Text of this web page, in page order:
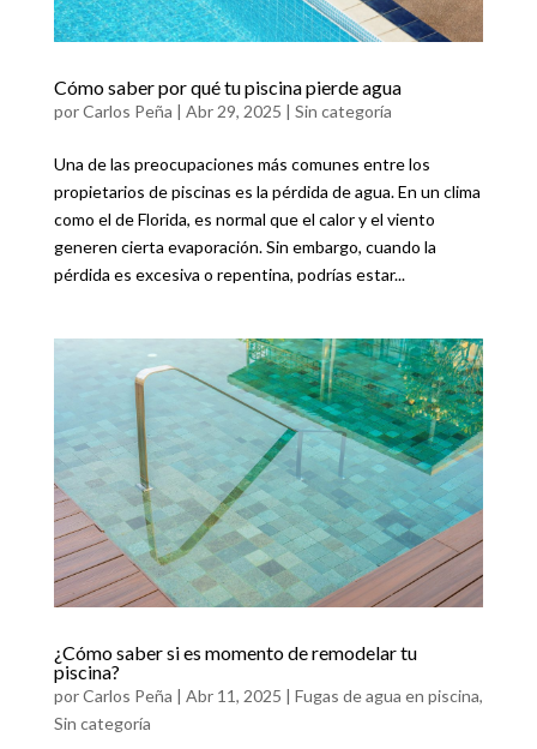
Cómo saber por qué tu piscina pierde agua
porCarlos Peña | Abr 29, 2025 | Sin categoría
Una de las preocupaciones más comunes entre los
propietarios de piscinas es la pérdida de agua. En un clima
como el de Florida, es normal que el calor y el viento
generen cierta evaporación. Sin embargo, cuando la
pérdida es excesiva o repentina, podrías estar...
¿Cómo saber si es momento de remodelar tu
piscina?
porCarlos Peña | Abr 11, 2025 | Fugas de agua en piscina,
Sin categoría